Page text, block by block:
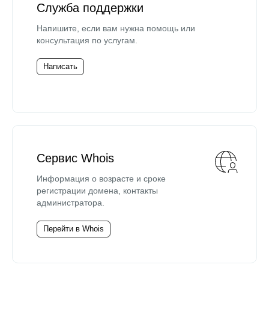
Служба поддержки
Напишите, если вам нужна помощь или
консультация по услугам.
Написать
Сервис Whois
Информация о возрасте и сроке
регистрации домена, контакты
администратора.
Перейти в Whois